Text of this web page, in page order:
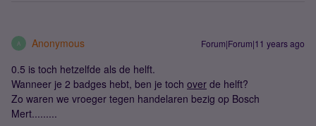
A Anonymous Forum|Forum|11 years ago
0.5 is toch hetzelfde als de helft.
Wanneer je 2 badges hebt, ben je toch over de helft?
Zo waren we vroeger tegen handelaren bezig op Bosch
Mert.........